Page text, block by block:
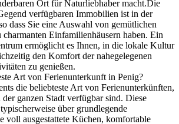
Ort für Naturliebhaber macht.Die
verfügbaren Immobilien ist in der
dass Sie eine Auswahl von gemütlichen
Einfamilienhäusern haben. Ein
ermöglicht es Ihnen, in die lokale Kultur
den Komfort der nahegelegenen
zu genießen.
Art von Ferienunterkunft in Penig?
die beliebteste Art von Ferienunterkünften,
ganzen Stadt verfügbar sind. Diese
über grundlegende
voll ausgestattete Küchen, komfortable